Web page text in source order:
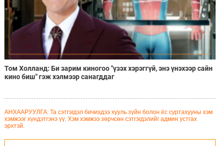
Том Холланд: Би зарим киногоо "үзэх хэрэггүй, энэ үнэхээр сайн
кино биш" гэж хэлмээр санагддаг
АНХААРУУЛГА: Та сэтгэгдэл бичихдээ хууль зүйн болон ёс суртахууны хэм
хэмжээг хүндэтгэнэ үү. Хэм хэмжээ зөрчсөн сэтгэгдэлийг админ устгах
эрхтэй.